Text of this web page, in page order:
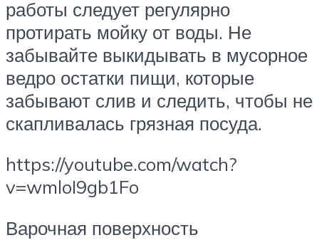
работы следует регулярно
протирать мойку от воды. Не
забывайте выкидывать в мусорное
ведро остатки пищи, которые
забывают слив и следить, чтобы не
скапливалась грязная посуда.
https://youtube.com/watch?
v=wmloI9gb1Fo
Варочная поверхность